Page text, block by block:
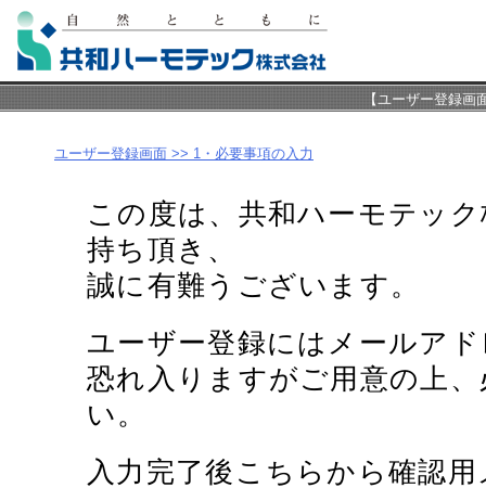
【ユーザー登録画
ユーザー登録画面 >> 1・必要事項の入力
この度は、共和ハーモテッ
持ち頂き、
誠に有難うございます。
ユーザー登録にはメールア
恐れ入りますがご用意の上
い。
入力完了後こちらから確認